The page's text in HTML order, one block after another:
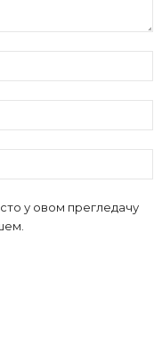
у овом прегледачу